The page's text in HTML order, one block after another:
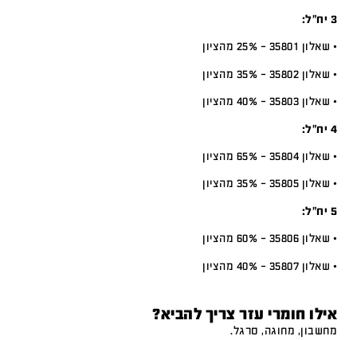
3 יח”ל:
• שאלון 35801 – 25% מהציון
• שאלון 35802 – 35% מהציון
• שאלון 35803 – 40% מהציון
4 יח”ל:
• שאלון 35804 – 65% מהציון
• שאלון 35805 – 35% מהציון
5 יח”ל:
• שאלון 35806 – 60% מהציון
• שאלון 35807 – 40% מהציון
אילו חומרי עזר צריך להביא?
מחשבון, מחוגה, סרגל.